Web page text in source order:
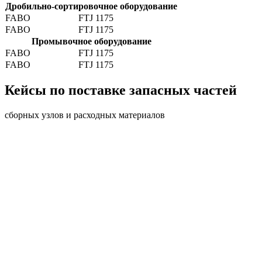
Дробильно-сортировочное оборудование
FABO
FTJ 1175
FABO
FTJ 1175
Промывочное оборудование
FABO
FTJ 1175
FABO
FTJ 1175
Кейсы по поставке запасных частей
сборных узлов и расходных материалов